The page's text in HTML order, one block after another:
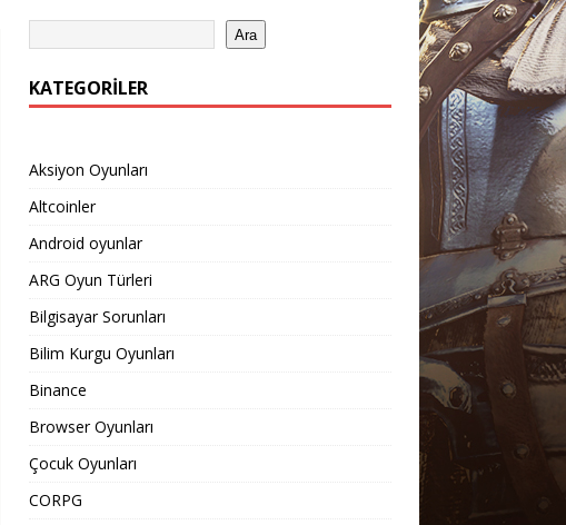
Ara
KATEGORILER
Aksiyon Oyunları
Altcoinler
Android oyunlar
ARG Oyun Türleri
Bilgisayar Sorunları
Bilim Kurgu Oyunları
Binance
Browser Oyunları
Çocuk Oyunları
CORPG